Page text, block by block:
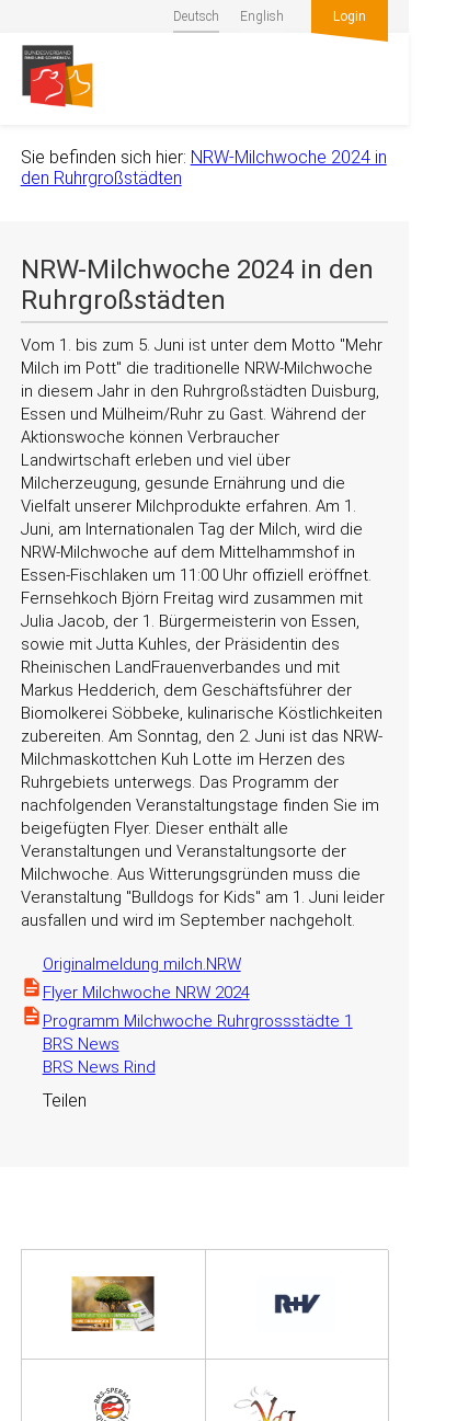
Deutsch English Login
Sie befinden sich hier: NRW-Milchwoche 2024 in
den Ruhrgroßstädten
NRW-Milchwoche 2024 in den
Ruhrgroßstädten
Vom 1. bis zum 5. Juni ist unter dem Motto
Mehr
Milch im Pott die traditionelle NRW-Milchwoche
in diesem Jahr in den Ruhrgroßstädten Duisburg,
Essen und Mülheim/Ruhr zu Gast. Während der
Aktionswoche können Verbraucher
Landwirtschaft erleben und viel über
Milcherzeugung, gesunde Ernährung und die
Vielfalt unserer Milchprodukte erfahren. Am 1.
Juni, am Internationalen Tag der Milch, wird die
NRW-Milchwoche auf dem Mittelhammshof in
Essen-Fischlaken um 11:00 Uhr offiziell eröffnet.
Fernsehkoch Björn Freitag wird zusammen mit
Julia Jacob, der 1. Bürgermeisterin von Essen,
sowie mit Jutta Kuhles, der Präsidentin des
Rheinischen LandFrauenverbandes und mit
Markus Hedderich, dem Geschäftsführer der
Biomolkerei Söbbeke, kulinarische Köstlichkeiten
zubereiten. Am Sonntag, den 2. Juni ist das NRW-
Milchmaskottchen Kuh Lotte im Herzen des
Ruhrgebiets unterwegs. Das Programm der
nachfolgenden Veranstaltungstage finden Sie im
beigefügten Flyer. Dieser enthält alle
Veranstaltungen und Veranstaltungsorte der
Milchwoche. Aus Witterungsgründen muss die
Veranstaltung
Bulldogs for Kids
am 1. Juni leider
ausfallen und wird im September nachgeholt.
Originalmeldung milch.NRW
Flyer Milchwoche NRW 2024
Programm Milchwoche Ruhrgrossstädte 1
BRS News
BRS News Rind
Teilen